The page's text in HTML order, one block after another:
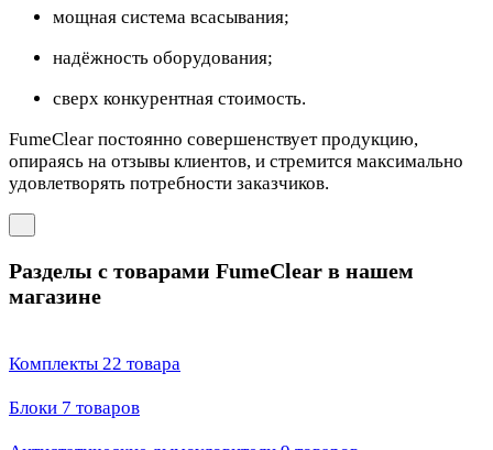
мощная система всасывания;
надёжность оборудования;
сверх конкурентная стоимость.
FumeClear постоянно совершенствует продукцию,
опираясь на отзывы клиентов, и стремится максимально
удовлетворять потребности заказчиков.
Разделы с товарами FumeClear в нашем
магазине
Комплекты 22 товара
Блоки 7 товаров